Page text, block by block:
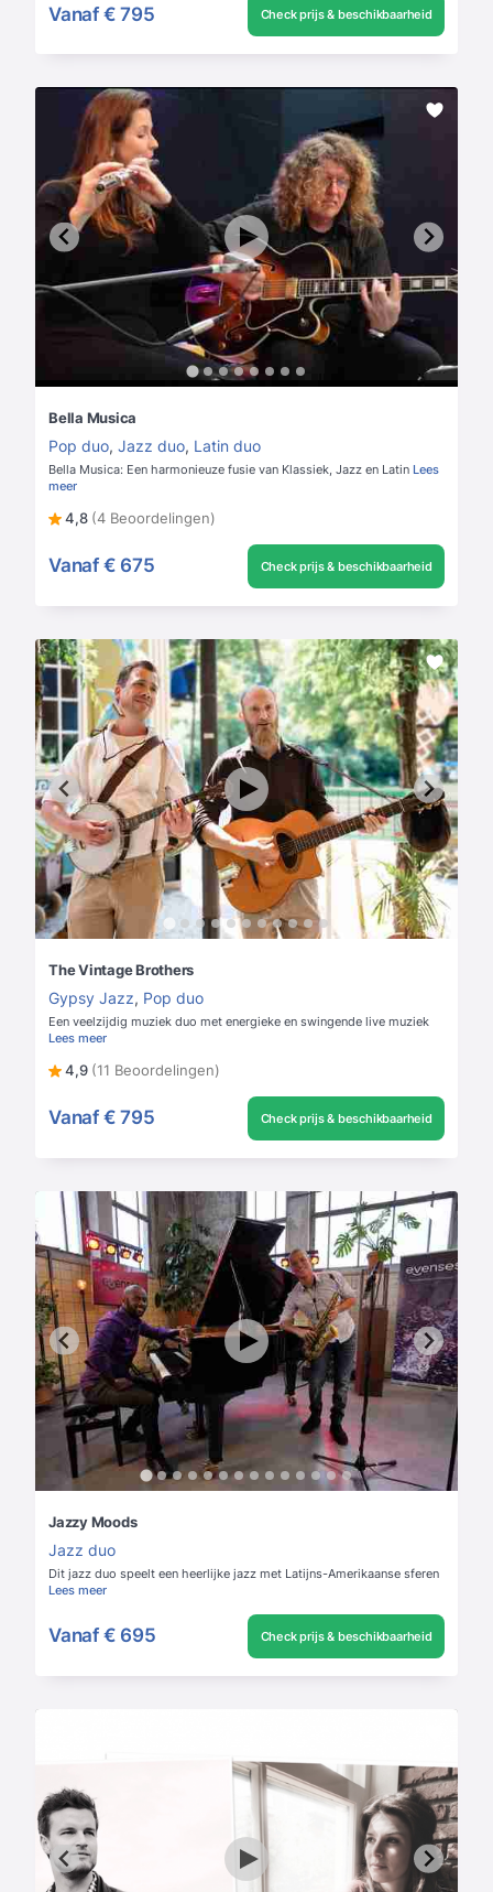
Vanaf € 795 Check prijs & beschikbaarheid
Bella Musica
Pop duo, Jazz duo, Latin duo
Bella Musica: Een harmonieuze fusie van Klassiek, Jazz en Latin Lees
meer
4,8 (4 Beoordelingen)
Vanaf € 675 Check prijs & beschikbaarheid
The Vintage Brothers
Gypsy Jazz, Pop duo
Een veelzijdig muziek duo met energieke en swingende live muziek
Lees meer
4,9 (11 Beoordelingen)
Vanaf € 795 Check prijs & beschikbaarheid
Jazzy Moods
Jazz duo
Dit jazz duo speelt een heerlijke jazz met Latijns-Amerikaanse sferen
Lees meer
Vanaf € 695 Check prijs & beschikbaarheid